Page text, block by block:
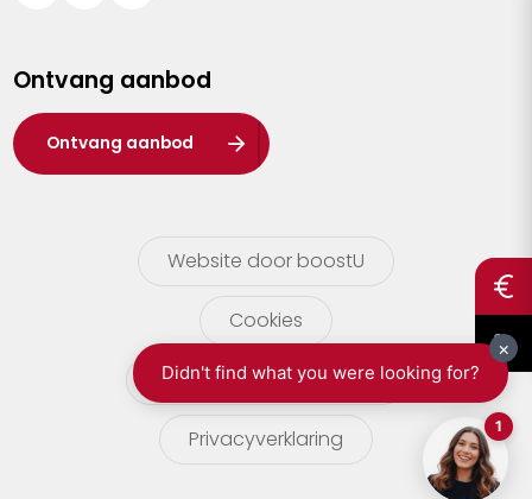
Waasland
Wuustwezel
Zoersel
Ontvang aanbod
Ontvang aanbod
Website door boostU
Cookies
gebruikersvoorwaarden
Privacyverklaring